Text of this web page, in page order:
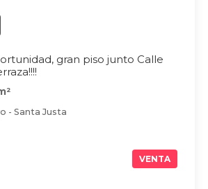
gran piso junto Calle
- Santa Justa
VENTA